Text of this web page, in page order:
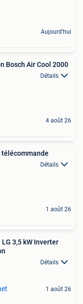
Aujourd'hui
Bosch Air Cool 2000
Détails
4 août 26
Détails
1 août 26
3,5 kW Inverter
Détails
1 août 26